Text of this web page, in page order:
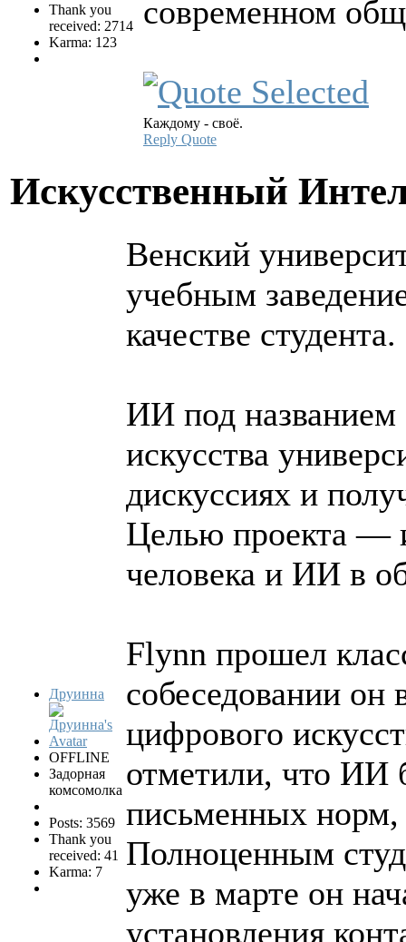
Thank you
received: 2714
Karma: 123
современном
Каждому - своё.
Reply Quote
Искусственный
Друинна
OFFLINE
Задорная
комсомолка
Posts: 3569
Thank you
received: 41
Karma: 7
Венский
учебным
качестве
ИИ под названием
искусства
дискуссиях и
Целью проекта —
человека и ИИ в
Flynn прошел
собеседовании
цифрового
отметили, что ИИ
письменных норм,
Полноценным
уже в марте он
установления